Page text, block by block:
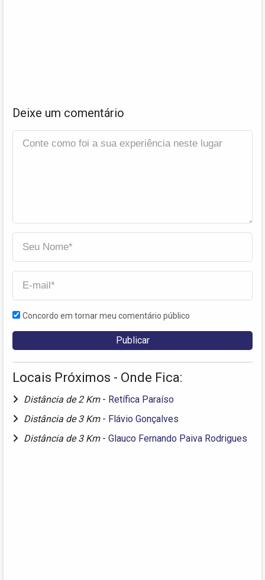
Deixe um comentário
Concordo em tornar meu comentário público
Locais Próximos - Onde Fica:
Distância de 2 Km - Retífica Paraíso
Distância de 3 Km - Flávio Gonçalves
Distância de 3 Km - Glauco Fernando Paiva Rodrigues